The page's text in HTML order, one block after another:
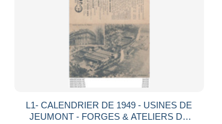
L1- CALENDRIER DE 1949 - USINES DE
JEUMONT - FORGES & ATELIERS DE